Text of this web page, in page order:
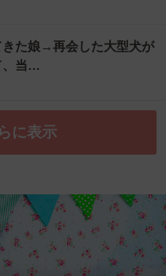
きた娘→再会した大型犬が
、当…
に表示